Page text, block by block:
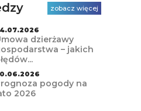
zobacz więcej
dzierżawy
– jakich
pogody na
2026